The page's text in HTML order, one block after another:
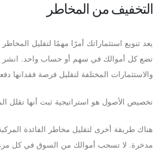
التخفيف من المخاطر
يعد تنويع استثماراتك أمرًا مهمًا لتقليل المخاطر
تضع كل أموالك في سهم أو حساب واحد. انشر
والاستثمارات المختلفة لتقليل فرصة فقدانها
تخصيص الأصول هو استراتيجية ثبت أنها تقلل
هناك طريقة أخرى لتقليل مخاطر الفائدة
مدخرة. لا تسحب أموالك من السوق في كل مرة